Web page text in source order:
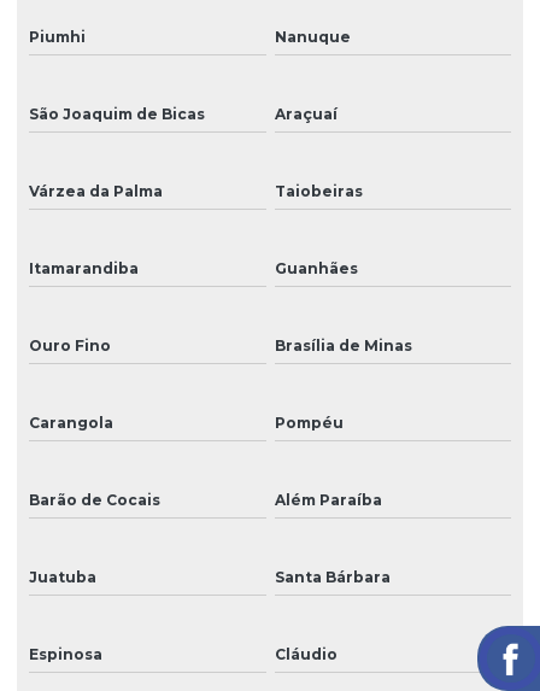
Piumhi Nanuque
São Joaquim de Bicas Araçuaí
Várzea da Palma Taiobeiras
Itamarandiba Guanhães
Ouro Fino Brasília de Minas
Carangola Pompéu
Barão de Cocais Além Paraíba
Juatuba Santa Bárbara
Espinosa Cláudio